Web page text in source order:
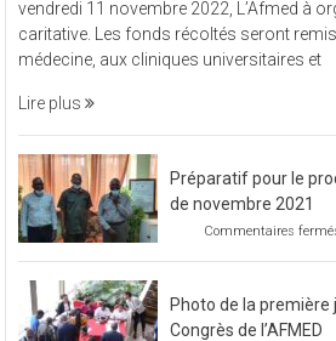
à
organisé
une
vendredi 11 novembre 2022, L’Afmed à
caritative. Les fonds récoltés seront
médecine, aux cliniques universitaires et
Lire plus
Préparatif pour le
de novembre 2021
Commentaires
Photo de la première
Congrès de l’AFMED